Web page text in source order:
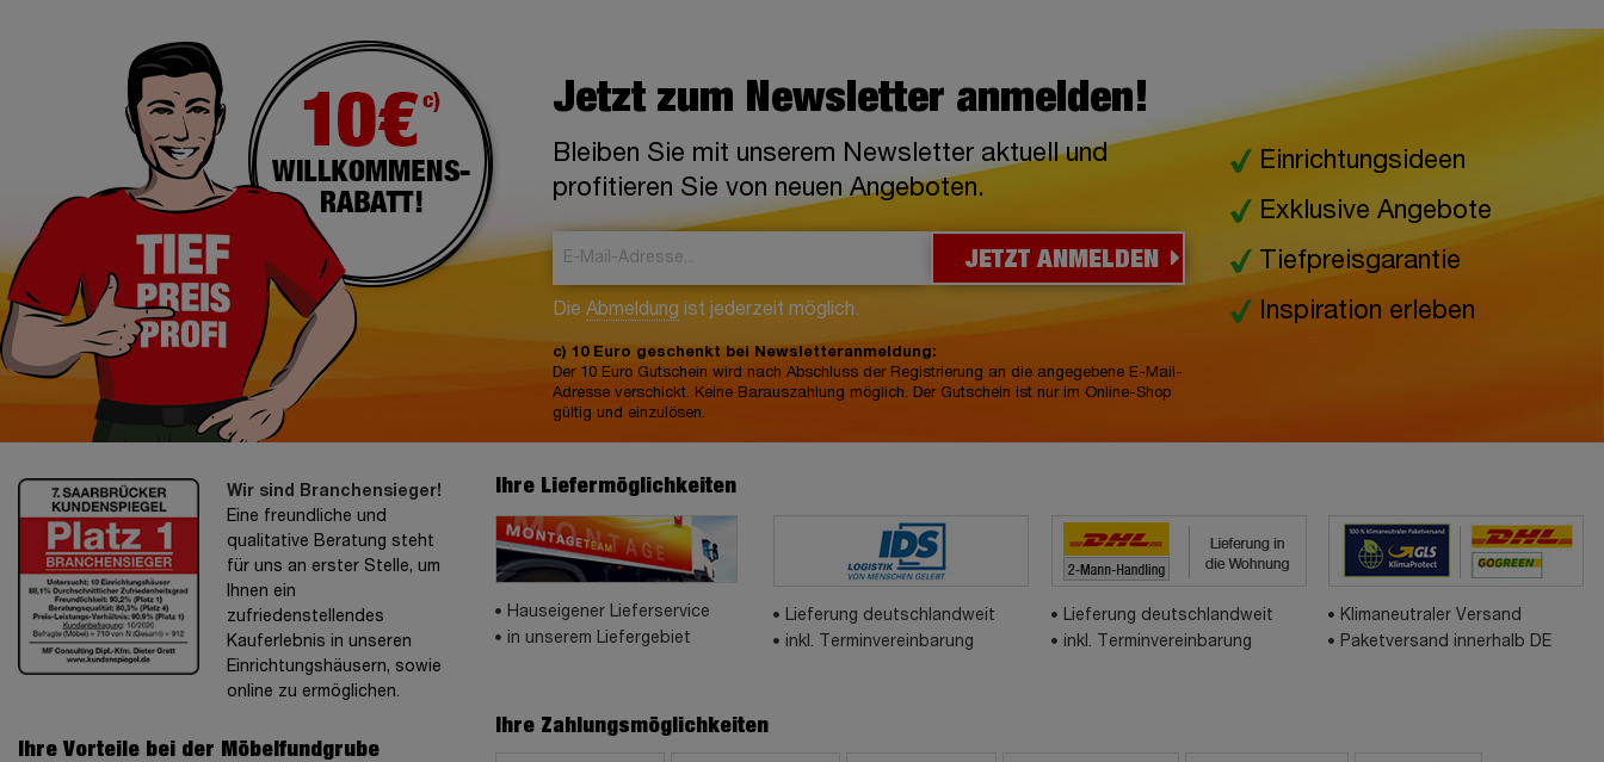
Jetzt zum Newsletter anmelden!
Bleiben Sie mit unserem Newsletter aktuell und
profitieren Sie von neuen Angeboten.
JETZT ANMELDEN
Die Abmeldung ist jederzeit möglich.
c) 10 Euro geschenkt bei Newsletteranmeldung:
Der 10 Euro Gutschein wird nach Abschluss der Registrierung an die angegebene E-Mail-
Adresse verschickt. Keine Barauszahlung möglich. Der Gutschein ist nur im Online-Shop
gültig und einzulösen.
Einrichtungsideen
Exklusive Angebote
Tiefpreisgarantie
Inspiration erleben
Wir sind Branchensieger!
Eine freundliche und
qualitative Beratung steht
für uns an erster Stelle, um
Ihnen ein
zufriedenstellendes
Kauferlebnis in unseren
Einrichtungshäusern, sowie
online zu ermöglichen.
Ihre Vorteile bei der Möbelfundgrube
Ihre Liefermöglichkeiten
Hauseigener Lieferservice
in unserem Liefergebiet
Lieferung deutschlandweit
inkl. Terminvereinbarung
Lieferung deutschlandweit
inkl. Terminvereinbarung
Klimaneutraler Versand
Paketversand innerhalb DE
Ihre Zahlungsmöglichkeiten